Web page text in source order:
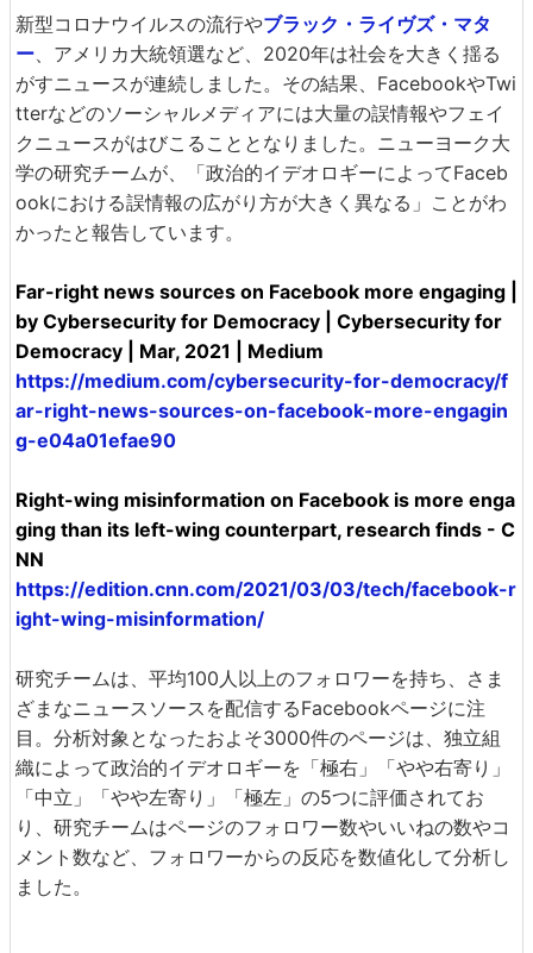
新型コロナウイルスの流行やブラック・ライヴズ・マタ
ー 、アメリカ大統領選など、2020年は社会を大きく揺る
がすニュースが連続しました。その結果、FacebookやTwi
tterなどのソーシャルメディアには大量の誤情報やフェイ
クニュースがはびこることとなりました。ニューヨーク大
学の研究チームが、「政治的イデオロギーによってFaceb
ookにおける誤情報の広がり方が大きく異なる」ことがわ
かったと報告しています。
Far-right news sources on Facebook more engaging |
by Cybersecurity for Democracy | Cybersecurity for
Democracy | Mar, 2021 | Medium
https://medium.com/cybersecurity-for-democracy/f
ar-right-news-sources-on-facebook-more-engagin
g-e04a01efae90
Right-wing misinformation on Facebook is more enga
ging than its left-wing counterpart, research finds - C
NN
https://edition.cnn.com/2021/03/03/tech/facebook-r
ight-wing-misinformation/
研究チームは、平均100人以上のフォロワーを持ち、さま
ざまなニュースソースを配信するFacebookページに注
目。分析対象となったおよそ3000件のページは、独立組
織によって政治的イデオロギーを「極右」「やや右寄り」
「中立」「やや左寄り」「極左」の5つに評価されてお
り、研究チームはページのフォロワー数やいいねの数やコ
メント数など、フォロワーからの反応を数値化して分析し
ました。